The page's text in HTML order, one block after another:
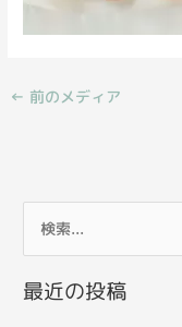
← 前のメディア
索
対
最近の投稿